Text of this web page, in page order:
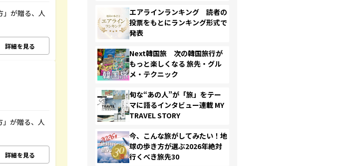
」が贈る、人
詳細を見る
」が贈る、人
詳細を見る
エアラインランキング 読者の
投票をもとにランキング形式で
発表
Next韓国旅 次の韓国旅行が
もっと楽しくなる 旅先・グル
メ・テクニック
旬な“あの人”が「旅」をテー
マに語るインタビュー連載 MY
TRAVEL STORY
今、こんな旅がしてみたい！地
球の歩き方が選ぶ2026年絶対
行くべき旅先30